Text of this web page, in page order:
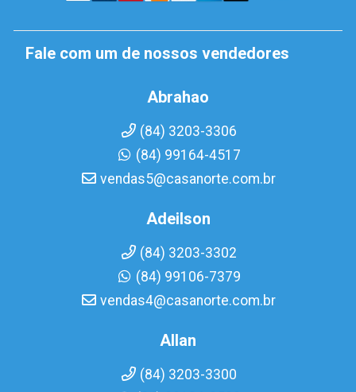
Fale com um de nossos vendedores
Abrahao
(84) 3203-3306
(84) 99164-4517
vendas5@casanorte.com.br
Adeilson
(84) 3203-3302
(84) 99106-7379
vendas4@casanorte.com.br
Allan
(84) 3203-3300